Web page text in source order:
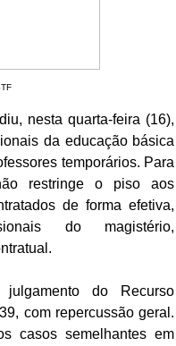
nesta quarta-feira (16),
da educação básica
temporários. Para
restringe o piso aos
de forma efetiva,
do magistério,
do Recurso
com repercussão geral.
casos semelhantes em